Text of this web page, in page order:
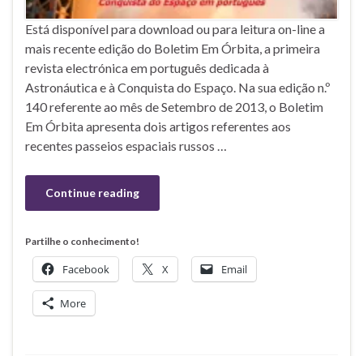
Está disponível para download ou para leitura on-line a
mais recente edição do Boletim Em Órbita, a primeira
revista electrónica em português dedicada à
Astronáutica e à Conquista do Espaço. Na sua edição n.º
140 referente ao mês de Setembro de 2013, o Boletim
Em Órbita apresenta dois artigos referentes aos
recentes passeios espaciais russos …
Continue reading
Partilhe o conhecimento!
Facebook X Email
More